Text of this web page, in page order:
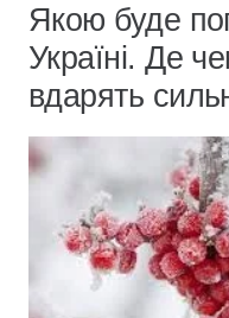
Якою буде
Україні. Де
вдарять